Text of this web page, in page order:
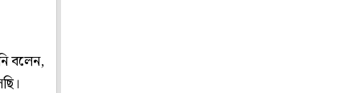
বলেন,